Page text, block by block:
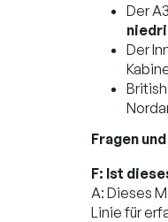
Der
Der
Fragen
F: Ist
A: Dieses
Linie für